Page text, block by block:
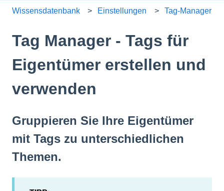
Wissensdatenbank Einstellungen Tag-Manager
Tag Manager - Tags für
Eigentümer erstellen und
verwenden
Gruppieren Sie Ihre Eigentümer
mit Tags zu unterschiedlichen
Themen.